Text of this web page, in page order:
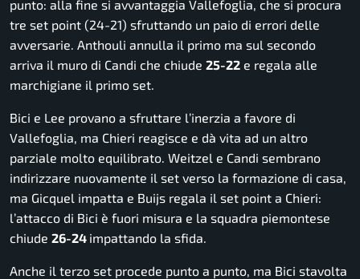
punto: alla fine si avvantaggia Vallefoglia, che si procura
tre set point (24-21) sfruttando un paio di errori delle
avversarie. Anthouli annulla il primo ma sul secondo
arriva il muro di Candi che chiude 25-22 e regala alle
marchigiane il primo set.
Bici e Lee provano a sfruttare l’inerzia a favore di
Vallefoglia, ma Chieri reagisce e dà vita ad un altro
parziale molto equilibrato. Weitzel e Candi sembrano
indirizzare nuovamente il set verso la formazione di casa,
ma Gicquel impatta e Buijs regala il set point a Chieri:
l’attacco di Bici è fuori misura e la squadra piemontese
chiude 26-24 impattando la sfida.
Anche il terzo set procede punto a punto, ma Bici stavolta